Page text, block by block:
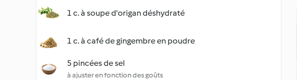
1 c. à soupe d'origan déshydraté
1 c. à café de gingembre en poudre
5 pincées de sel
à ajuster en fonction des goûts